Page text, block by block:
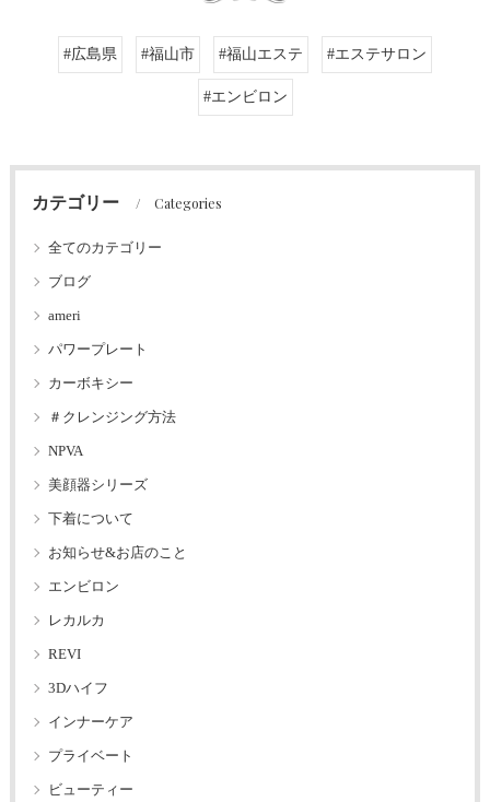
#広島県 #福山市 #福山エステ #エステサロン
#エンビロン
カテゴリー Categories
全てのカテゴリー
ブログ
ameri
パワープレート
カーボキシー
＃クレンジング方法
NPVA
美顔器シリーズ
下着について
お知らせ&お店のこと
エンビロン
レカルカ
REVI
3Dハイフ
インナーケア
プライベート
ビューティー